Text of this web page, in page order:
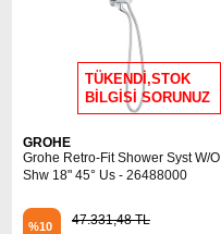
TÜKENDİ,STOK
BİLGİSİ SORUNUZ
GROHE
Grohe Retro-Fit Shower Syst W/O
Shw 18" 45° Us - 26488000
%10
47.331,48 TL